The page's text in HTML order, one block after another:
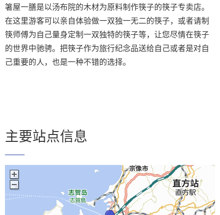
箸屋一膳是以汤布院的木材为原料制作筷子的筷子专卖店。
在这里游客可以亲自体验做一双独一无二的筷子，或者请制
筷师傅为自己量身定制一双独特的筷子等，让您尽情在筷子
的世界中驰骋。把筷子作为旅行纪念品送给自己或者是对自
己重要的人，也是一种不错的选择。
主要站点信息